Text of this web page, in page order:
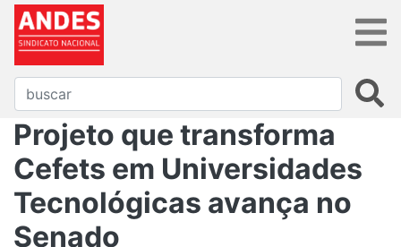
Projeto que transforma
Cefets em Universidades
Tecnológicas avança no
Senado